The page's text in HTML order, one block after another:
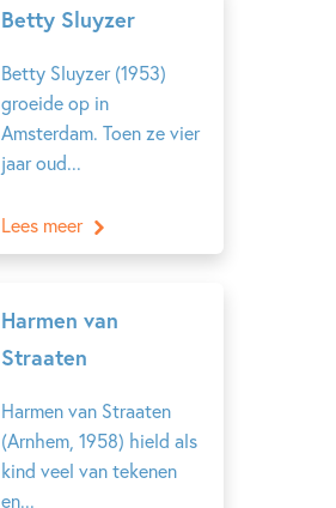
Betty Sluyzer
Betty Sluyzer (1953)
groeide op in
Amsterdam. Toen ze vier
jaar oud...
Lees meer
Harmen van
Straaten
Harmen van Straaten
(Arnhem, 1958) hield als
kind veel van tekenen
en...